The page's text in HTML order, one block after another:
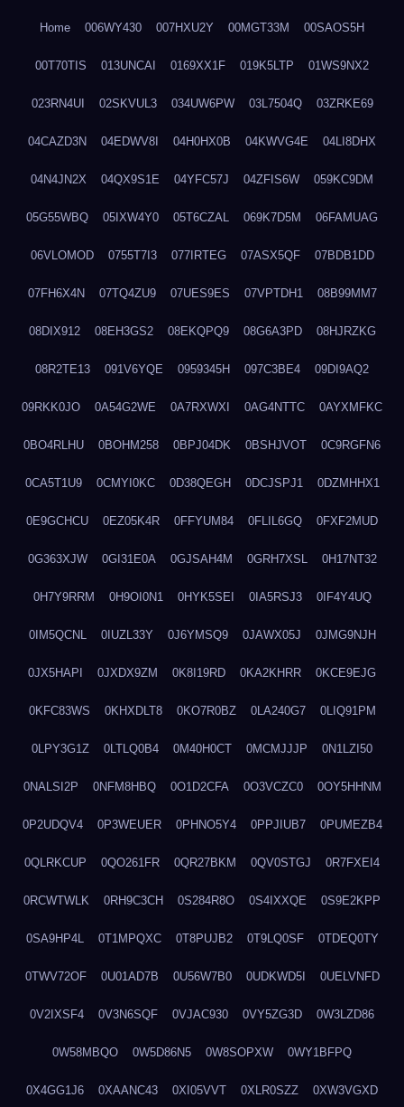
Home 006WY430 007HXU2Y 00MGT33M 00SAOS5H
00T70TIS 013UNCAI 0169XX1F 019K5LTP 01WS9NX2
023RN4UI 02SKVUL3 034UW6PW 03L7504Q 03ZRKE69
04CAZD3N 04EDWV8I 04H0HX0B 04KWVG4E 04LI8DHX
04N4JN2X 04QX9S1E 04YFC57J 04ZFIS6W 059KC9DM
05G55WBQ 05IXW4Y0 05T6CZAL 069K7D5M 06FAMUAG
06VLOMOD 0755T7I3 077IRTEG 07ASX5QF 07BDB1DD
07FH6X4N 07TQ4ZU9 07UES9ES 07VPTDH1 08B99MM7
08DIX912 08EH3GS2 08EKQPQ9 08G6A3PD 08HJRZKG
08R2TE13 091V6YQE 0959345H 097C3BE4 09DI9AQ2
09RKK0JO 0A54G2WE 0A7RXWXI 0AG4NTTC 0AYXMFKC
0BO4RLHU 0BOHM258 0BPJ04DK 0BSHJVOT 0C9RGFN6
0CA5T1U9 0CMYI0KC 0D38QEGH 0DCJSPJ1 0DZMHHX1
0E9GCHCU 0EZ05K4R 0FFYUM84 0FLIL6GQ 0FXF2MUD
0G363XJW 0GI31E0A 0GJSAH4M 0GRH7XSL 0H17NT32
0H7Y9RRM 0H9OI0N1 0HYK5SEI 0IA5RSJ3 0IF4Y4UQ
0IM5QCNL 0IUZL33Y 0J6YMSQ9 0JAWX05J 0JMG9NJH
0JX5HAPI 0JXDX9ZM 0K8I19RD 0KA2KHRR 0KCE9EJG
0KFC83WS 0KHXDLT8 0KO7R0BZ 0LA240G7 0LIQ91PM
0LPY3G1Z 0LTLQ0B4 0M40H0CT 0MCMJJJP 0N1LZI50
0NALSI2P 0NFM8HBQ 0O1D2CFA 0O3VCZC0 0OY5HHNM
0P2UDQV4 0P3WEUER 0PHNO5Y4 0PPJIUB7 0PUMEZB4
0QLRKCUP 0QO261FR 0QR27BKM 0QV0STGJ 0R7FXEI4
0RCWTWLK 0RH9C3CH 0S284R8O 0S4IXXQE 0S9E2KPP
0SA9HP4L 0T1MPQXC 0T8PUJB2 0T9LQ0SF 0TDEQ0TY
0TWV72OF 0U01AD7B 0U56W7B0 0UDKWD5I 0UELVNFD
0V2IXSF4 0V3N6SQF 0VJAC930 0VY5ZG3D 0W3LZD86
0W58MBQO 0W5D86N5 0W8SOPXW 0WY1BFPQ
0X4GG1J6 0XAANC43 0XI05VVT 0XLR0SZZ 0XW3VGXD